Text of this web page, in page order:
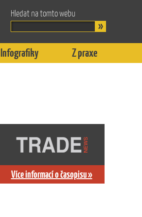
Hledat na tomto webu
Infografiky Z praxe
Více informací o časopisu »